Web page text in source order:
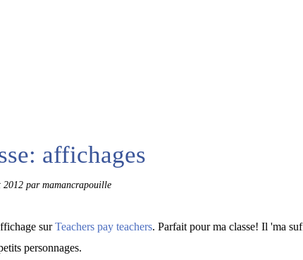
affichages
2012 par mamancrapouille
surTeachers pay teachers. Parfait pour ma classe! Il 'ma
personnages.